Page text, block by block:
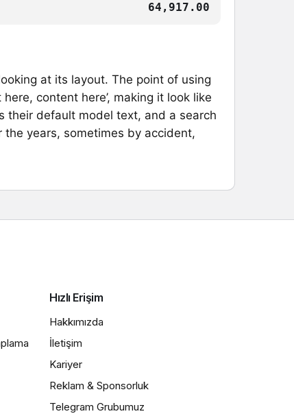
64,917.00
at its layout. The point of using
content here’, making it look like
their default model text, and a search
the years, sometimes by accident,
Hızlı Erişim
Hakkımızda
İletişim
Kariyer
Reklam & Sponsorluk
Telegram Grubumuz